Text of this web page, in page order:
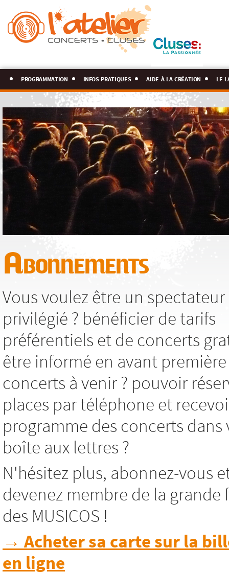
programmation infos pratiques aide à la création le
Abonnements
Vous voulez être un spectateur
privilégié ? bénéficier de tarifs
préférentiels et de concerts
être informé en avant
concerts à venir ? pouvoir
places par téléphone et
programme des concerts dans
boîte aux lettres ?
N'hésitez plus, abonnez-vous
devenez membre de la grande
des MUSICOS !
→ Acheter sa carte sur la
en ligne